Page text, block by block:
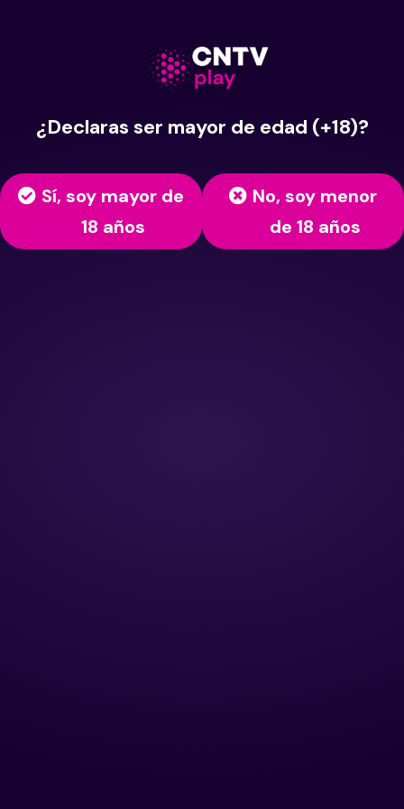
¿Declaras ser mayor de edad (+18)?
Sí, soy mayor de
18 años
No, soy menor
de 18 años